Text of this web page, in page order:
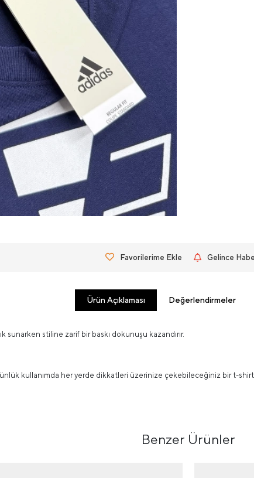
Favorilerime Ekle Gelince
Ürün Açıklaması Değerlendirmeler
sunarken stiline zarif bir baskı dokunuşu kazandırır.
kullanımda her yerde dikkatleri üzerinize çekebileceğiniz bir t-
Benzer Ürünler